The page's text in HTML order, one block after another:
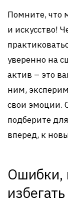
Помните, что
и искусство!
уверенно на
актив – это
ним,
свои эмоции.
подберите
вперед, к
Ошибки,